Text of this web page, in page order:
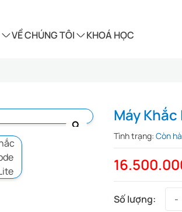
VỀ CHÚNG TÔI KHOÁ HỌC
Máy Khắc
Tình trạng: Còn